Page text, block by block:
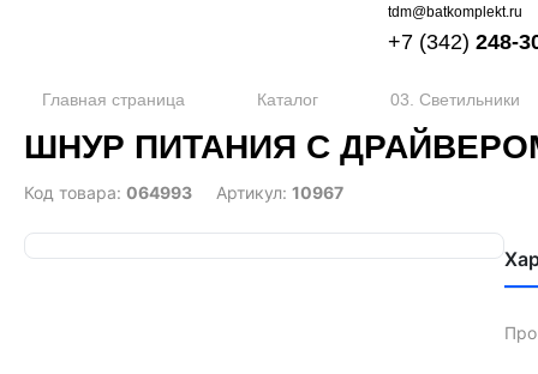
tdm@batkomplekt.ru
+7 (342) 248-
Главная страница Каталог 03. Светильники
ШНУР ПИТАНИЯ С ДРАЙВЕРОМ
Код товара: 064993 Артикул: 10967